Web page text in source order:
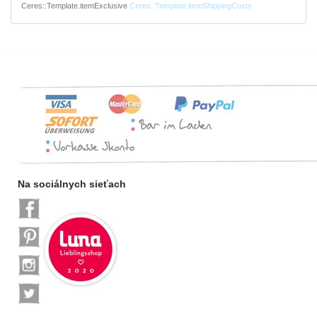
Ceres::Template.itemExclusive Ceres::Template.itemShippingCosts
Na sociálnych sieťach